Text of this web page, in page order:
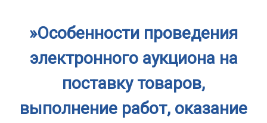
»Особенности проведения
электронного аукциона на
поставку товаров,
выполнение работ, оказание